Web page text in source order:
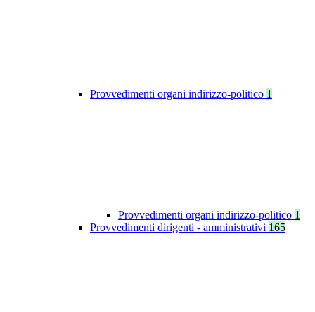
Provvedimenti organi indirizzo-politico 1
Provvedimenti organi indirizzo-politico 1
Provvedimenti dirigenti - amministrativi 165